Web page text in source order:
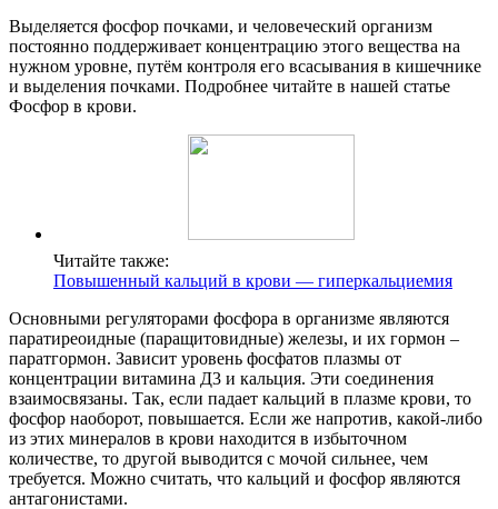
Выделяется фосфор почками, и человеческий организм
постоянно поддерживает концентрацию этого вещества на
нужном уровне, путём контроля его всасывания в кишечнике
и выделения почками. Подробнее читайте в нашей статье
Фосфор в крови.
Читайте также:
Повышенный кальций в крови — гиперкальциемия
Основными регуляторами фосфора в организме являются
паратиреоидные (паращитовидные) железы, и их гормон –
паратгормон. Зависит уровень фосфатов плазмы от
концентрации витамина Д3 и кальция. Эти соединения
взаимосвязаны. Так, если падает кальций в плазме крови, то
фосфор наоборот, повышается. Если же напротив, какой-либо
из этих минералов в крови находится в избыточном
количестве, то другой выводится с мочой сильнее, чем
требуется. Можно считать, что кальций и фосфор являются
антагонистами.